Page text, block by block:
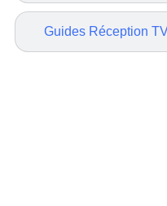
Guides Réception